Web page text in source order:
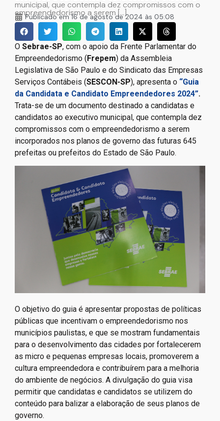
municipal, que contempla dez compromissos com o
empreendedorismo a serem […]
Publicado em16 de agosto de 2024 às 05:08
O Sebrae-SP, com o apoio da Frente Parlamentar do
Empreendedorismo (Frepem) da Assembleia
Legislativa de São Paulo e do Sindicato das Empresas
Serviços Contábeis (SESCON-SP), apresenta o “Guia
da Candidata e Candidato Empreendedores 2024”.
Trata-se de um documento destinado a candidatas e
candidatos ao executivo municipal, que contempla dez
compromissos com o empreendedorismo a serem
incorporados nos planos de governo das futuras 645
prefeitas ou prefeitos do Estado de São Paulo.
O objetivo do guia é apresentar propostas de políticas
públicas que incentivam o empreendedorismo nos
municípios paulistas, e que se mostram fundamentais
para o desenvolvimento das cidades por fortalecerem
as micro e pequenas empresas locais, promoverem a
cultura empreendedora e contribuírem para a melhoria
do ambiente de negócios. A divulgação do guia visa
permitir que candidatas e candidatos se utilizem do
conteúdo para balizar a elaboração de seus planos de
governo.